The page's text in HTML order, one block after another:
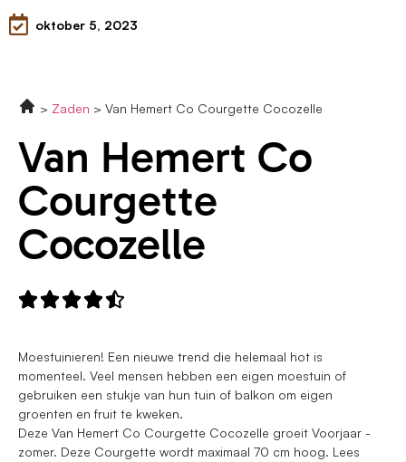
oktober 5, 2023
Zaden Van Hemert Co Courgette Cocozelle
Van Hemert Co
Courgette
Cocozelle

Moestuinieren! Een nieuwe trend die helemaal hot is
momenteel. Veel mensen hebben een eigen moestuin of
gebruiken een stukje van hun tuin of balkon om eigen
groenten en fruit te kweken.
Deze Van Hemert Co Courgette Cocozelle groeit Voorjaar -
zomer. Deze Courgette wordt maximaal 70 cm hoog. Lees